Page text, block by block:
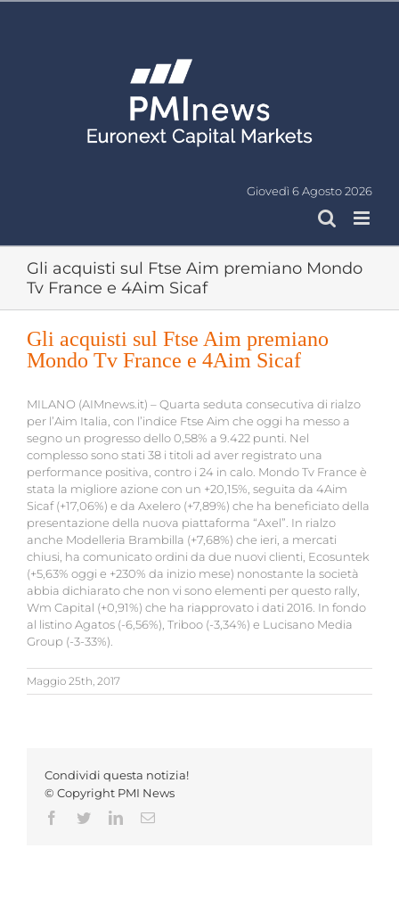
Giovedì 6 Agosto 2026
Gli acquisti sul Ftse Aim premiano Mondo
Tv France e 4Aim Sicaf
Gli acquisti sul Ftse Aim premiano
Mondo Tv France e 4Aim Sicaf
MILANO (AIMnews.it) – Quarta seduta consecutiva di rialzo
per l’Aim Italia, con l’indice Ftse Aim che oggi ha messo a
segno un progresso dello 0,58% a 9.422 punti. Nel
complesso sono stati 38 i titoli ad aver registrato una
performance positiva, contro i 24 in calo. Mondo Tv France è
stata la migliore azione con un +20,15%, seguita da 4Aim
Sicaf (+17,06%) e da Axelero (+7,89%) che ha beneficiato della
presentazione della nuova piattaforma “Axel”. In rialzo
anche Modelleria Brambilla (+7,68%) che ieri, a mercati
chiusi, ha comunicato ordini da due nuovi clienti, Ecosuntek
(+5,63% oggi e +230% da inizio mese) nonostante la società
abbia dichiarato che non vi sono elementi per questo rally,
Wm Capital (+0,91%) che ha riapprovato i dati 2016. In fondo
al listino Agatos (-6,56%), Triboo (-3,34%) e Lucisano Media
Group (-3-33%).
Maggio 25th, 2017
Condividi questa notizia!
© Copyright PMI News
Facebook
TwitterLinkedInEmail